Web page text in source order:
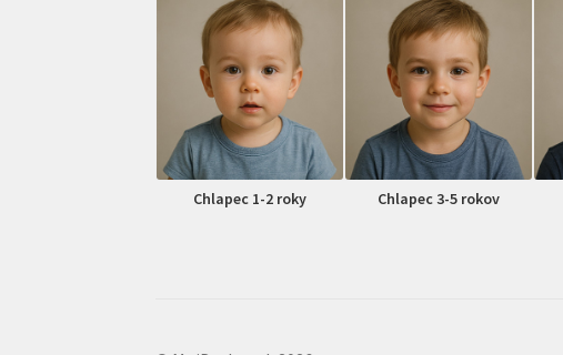
Chlapec 1-2 roky Chlapec 3-5 rokov